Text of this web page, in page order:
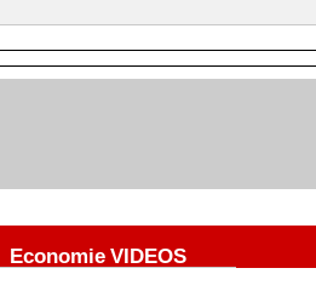
Economie VIDEOS